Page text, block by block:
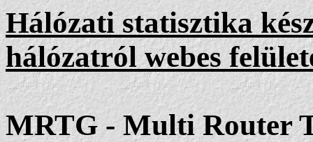
Hálózati statisztika
hálózatról webes
MRTG - Multi Router